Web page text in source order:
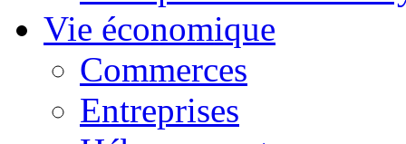
Vie économique
Commerces
Entreprises